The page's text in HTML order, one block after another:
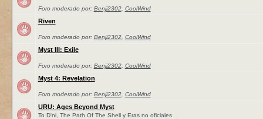
Foro moderado por: Benji2302, CoolWind
Riven
Foro moderado por: Benji2302, CoolWind
Myst III: Exile
Foro moderado por: Benji2302, CoolWind
Myst 4: Revelation
Foro moderado por: Benji2302, CoolWind
URU: Ages Beyond Myst
To D'ni, The Path Of The Shell y Eras no oficiales